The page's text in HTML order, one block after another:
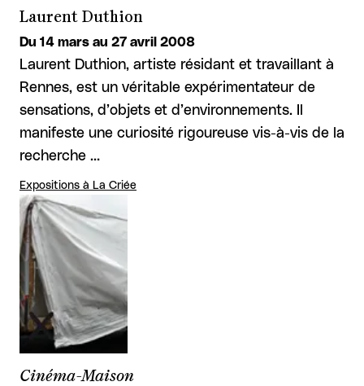
Laurent Duthion
Du 14 mars au 27 avril 2008
Laurent Duthion, artiste résidant et travaillant à
Rennes, est un véritable expérimentateur de
sensations, d’objets et d’environnements. Il
manifeste une curiosité rigoureuse vis-à-vis de la
recherche …
Expositions à La Criée
Cinéma-Maison